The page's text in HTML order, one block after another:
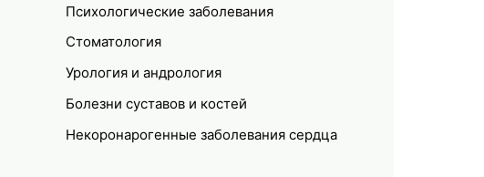
Психологические заболевания
Стоматология
Урология и андрология
Болезни суставов и костей
Некоронарогенные заболевания сердца